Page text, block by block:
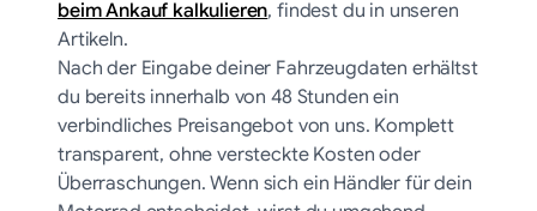
beim Ankauf kalkulieren, findest du in unseren
Artikeln.
Nach der Eingabe deiner Fahrzeugdaten erhältst
du bereits innerhalb von 48 Stunden ein
verbindliches Preisangebot von uns. Komplett
transparent, ohne versteckte Kosten oder
Überraschungen. Wenn sich ein Händler für dein